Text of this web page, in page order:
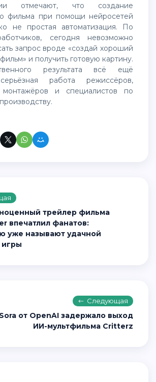
фильма при помощи нейросетей
не простая автоматизация. По
сегодня невозможно
запрос вроде «создай хороший
и получить готовую картину.
результата всё ещё
работа режиссёров,
монтажёров и специалистов по
трейлер фильма
впечатлил фанатов:
уже называют удачной
игры
Следующая
от OpenAI задержало выход
ИИ-мультфильма Critterz